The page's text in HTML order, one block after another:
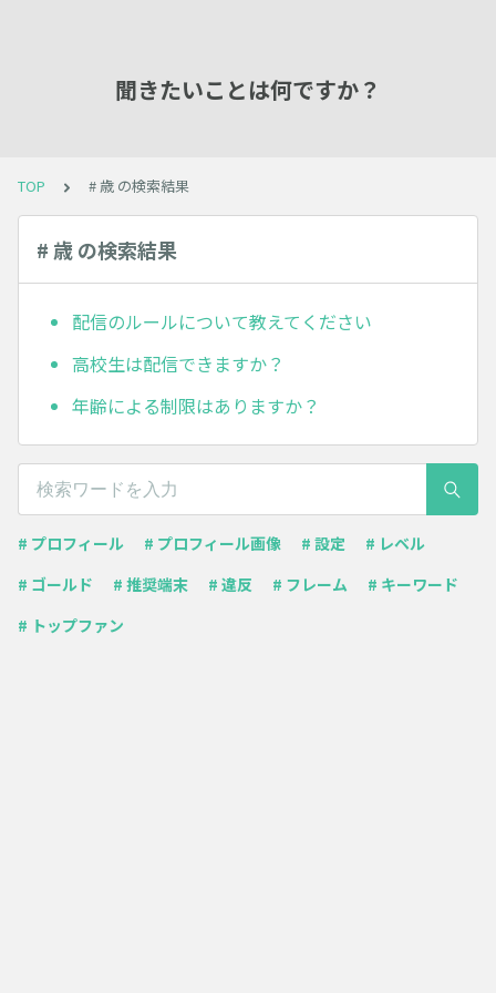
聞きたいことは何ですか？
TOP # 歳 の検索結果
# 歳 の検索結果
配信のルールについて教えてください
高校生は配信できますか？
年齢による制限はありますか？
# プロフィール # プロフィール画像 # 設定
# レベル
# ゴールド
# 推奨端末 # 違反 # フレーム
# キーワード
# トップファン